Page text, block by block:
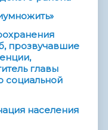
прозвучавшие
главы
социальной
населения